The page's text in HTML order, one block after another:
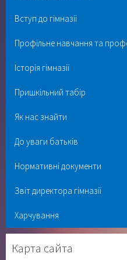
Вступ до гімназії
Профільне навчання та
Історія гімназії
Пришкільний табір
Як нас знайти
До уваги батьків
Нормативні документи
Звіт директора гімназії
Харчування
Карта сайта